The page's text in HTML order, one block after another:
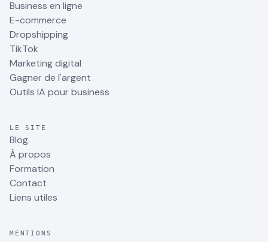
Business en ligne
E-commerce
Dropshipping
TikTok
Marketing digital
Gagner de l'argent
Outils IA pour business
LE SITE
Blog
À propos
Formation
Contact
Liens utiles
MENTIONS